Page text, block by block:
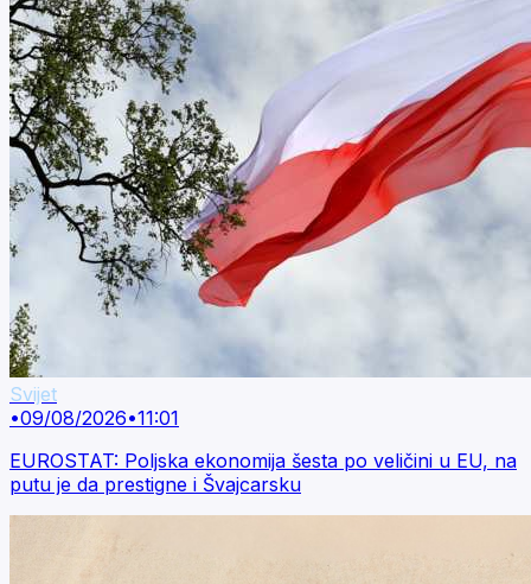
Svijet
•09/08/2026•11:01
EUROSTAT: Poljska ekonomija šesta po veličini u EU, na
putu je da prestigne i Švajcarsku